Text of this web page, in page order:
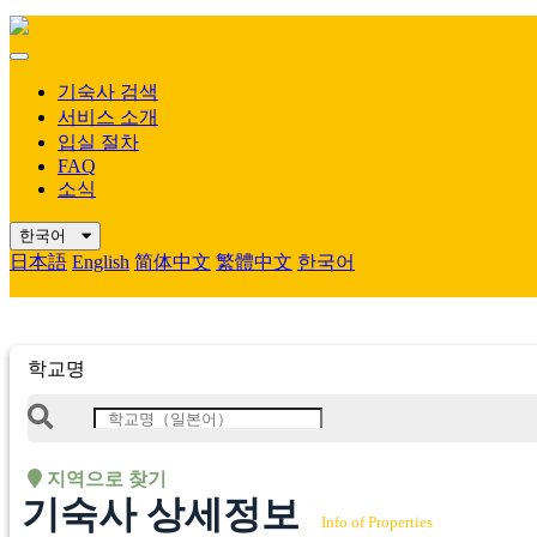
Mobile
기숙사 검색
서비스 소개
입실 절차
FAQ
소식
한국어
日本語 English 简体中文 繁體中文 한국어
학교명
지역으로 찾기
기숙사 상세정보 Info of Properties